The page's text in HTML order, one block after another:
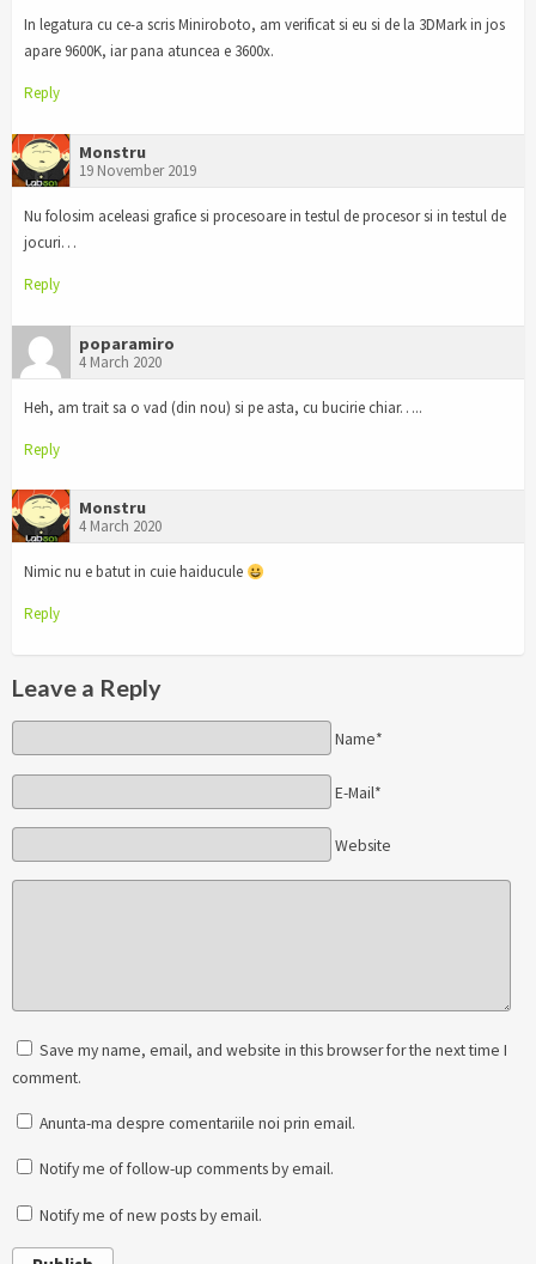
In legatura cu ce-a scris Miniroboto, am verificat si eu si de la 3DMark in jos
apare 9600K, iar pana atuncea e 3600x.
Reply
Monstru
19 November 2019
Nu folosim aceleasi grafice si procesoare in testul de procesor si in testul de
jocuri…
Reply
poparamiro
4 March 2020
Heh, am trait sa o vad (din nou) si pe asta, cu bucirie chiar…..
Reply
Monstru
4 March 2020
Nimic nu e batut in cuie haiducule
Reply
Leave a Reply
Name*
E-Mail*
Website
Save my name, email, and website in this browser for the next time I
comment.
Anunta-ma despre comentariile noi prin email.
Notify me of follow-up comments by email.
Notify me of new posts by email.